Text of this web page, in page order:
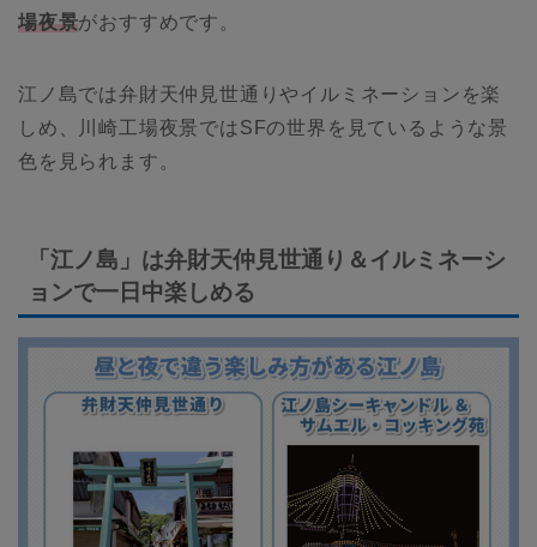
場夜景がおすすめです。
江ノ島では弁財天仲見世通りやイルミネーションを楽
しめ、川崎工場夜景ではSFの世界を見ているような景
色を見られます。
「江ノ島」は弁財天仲見世通り＆イルミネーシ
ョンで一日中楽しめる